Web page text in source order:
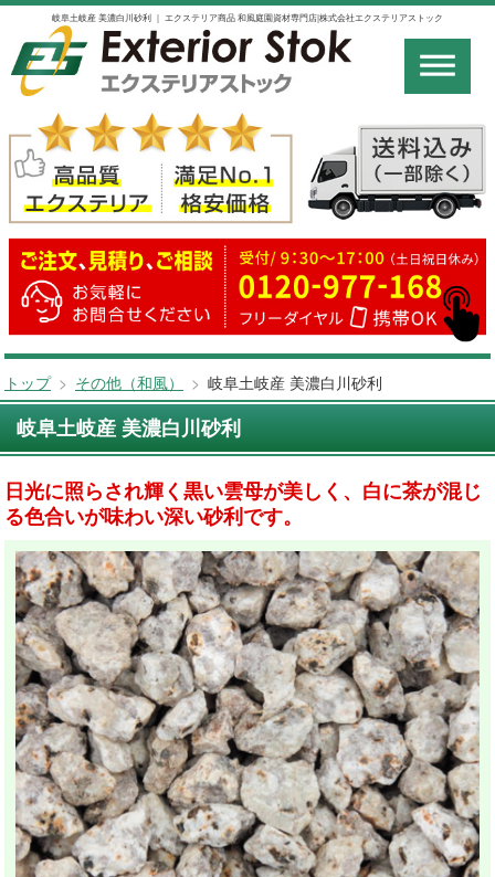
岐阜土岐産 美濃白川砂利 ｜ エクステリア商品 和風庭園資材専門店|株式会社エクステリアストック
トップ > その他（和風） > 岐阜土岐産 美濃白川砂利
岐阜土岐産 美濃白川砂利
日光に照らされ輝く黒い雲母が美しく、白に茶が混じ
る色合いが味わい深い砂利です。